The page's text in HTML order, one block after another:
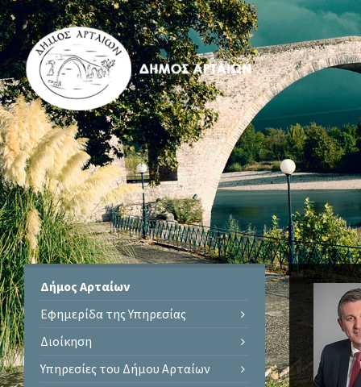
Δήμος Αρταίων
Εφημερίδα της Υπηρεσίας
Διοίκηση
Υπηρεσίες του Δήμου Αρταίων